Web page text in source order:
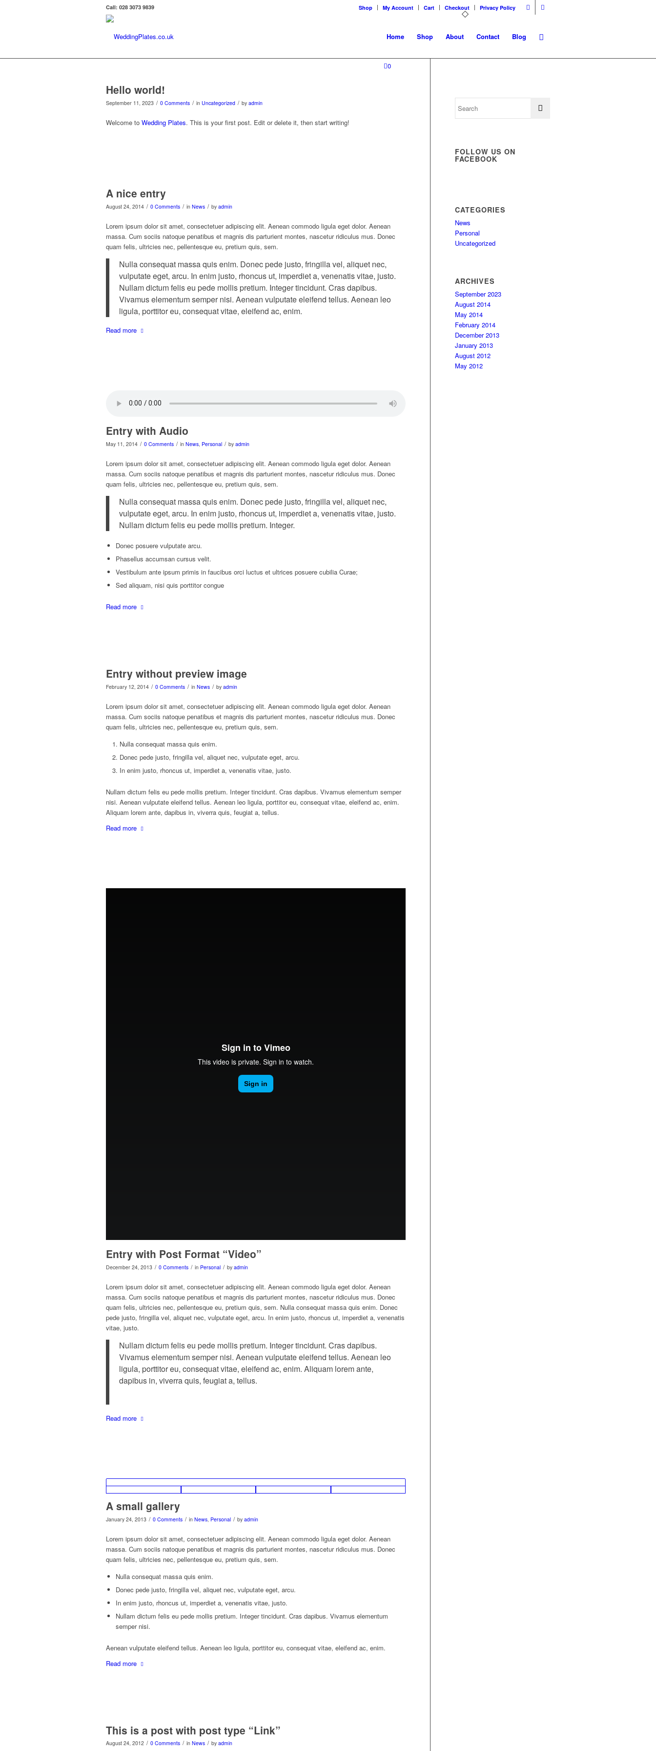
Shop My Account Cart Checkout Privacy Policy
Call: 028 3073 9839
Home Shop About Contact Blog
0
Hello world!
September 11, 2023 / 0 Comments / in Uncategorized / by admin
Welcome to Wedding Plates. This is your first post. Edit or delete it, then start writing!
A nice entry
August 24, 2014 / 0 Comments / in News / by admin
Lorem ipsum dolor sit amet, consectetuer adipiscing elit. Aenean commodo ligula eget dolor. Aenean
massa. Cum sociis natoque penatibus et magnis dis parturient montes, nascetur ridiculus mus. Donec
quam felis, ultricies nec, pellentesque eu, pretium quis, sem.
Nulla consequat massa quis enim. Donec pede justo, fringilla vel, aliquet nec,
vulputate eget, arcu. In enim justo, rhoncus ut, imperdiet a, venenatis vitae, justo.
Nullam dictum felis eu pede mollis pretium. Integer tincidunt. Cras dapibus.
Vivamus elementum semper nisi. Aenean vulputate eleifend tellus. Aenean leo
ligula, porttitor eu, consequat vitae, eleifend ac, enim.
Read more
Entry with Audio
May 11, 2014 / 0 Comments / in News Personal / by admin
Lorem ipsum dolor sit amet, consectetuer adipiscing elit. Aenean commodo ligula eget dolor. Aenean
massa. Cum sociis natoque penatibus et magnis dis parturient montes, nascetur ridiculus mus. Donec
quam felis, ultricies nec, pellentesque eu, pretium quis, sem.
Nulla consequat massa quis enim. Donec pede justo, fringilla vel, aliquet nec,
vulputate eget, arcu. In enim justo, rhoncus ut, imperdiet a, venenatis vitae, justo.
Nullam dictum felis eu pede mollis pretium. Integer.
Donec posuere vulputate arcu.
Phasellus accumsan cursus velit.
Vestibulum ante ipsum primis in faucibus orci luctus et ultrices posuere cubilia Curae;
Sed aliquam, nisi quis porttitor congue
Read more
Entry without preview image
February 12, 2014 / 0 Comments / in News / by admin
Lorem ipsum dolor sit amet, consectetuer adipiscing elit. Aenean commodo ligula eget dolor. Aenean
massa. Cum sociis natoque penatibus et magnis dis parturient montes, nascetur ridiculus mus. Donec
quam felis, ultricies nec, pellentesque eu, pretium quis, sem.
Nulla consequat massa quis enim.
Donec pede justo, fringilla vel, aliquet nec, vulputate eget, arcu.
In enim justo, rhoncus ut, imperdiet a, venenatis vitae, justo.
Nullam dictum felis eu pede mollis pretium. Integer tincidunt. Cras dapibus. Vivamus elementum semper
nisi. Aenean vulputate eleifend tellus. Aenean leo ligula, porttitor eu, consequat vitae, eleifend ac, enim.
Aliquam lorem ante, dapibus in, viverra quis, feugiat a, tellus.
Read more
Entry with Post Format “Video”
December 24, 2013 / 0 Comments / in Personal / by admin
Lorem ipsum dolor sit amet, consectetuer adipiscing elit. Aenean commodo ligula eget dolor. Aenean
massa. Cum sociis natoque penatibus et magnis dis parturient montes, nascetur ridiculus mus. Donec
quam felis, ultricies nec, pellentesque eu, pretium quis, sem. Nulla consequat massa quis enim. Donec
pede justo, fringilla vel, aliquet nec, vulputate eget, arcu. In enim justo, rhoncus ut, imperdiet a, venenatis
vitae, justo.
Nullam dictum felis eu pede mollis pretium. Integer tincidunt. Cras dapibus.
Vivamus elementum semper nisi. Aenean vulputate eleifend tellus. Aenean leo
ligula, porttitor eu, consequat vitae, eleifend ac, enim. Aliquam lorem ante,
dapibus in, viverra quis, feugiat a, tellus.
Read more
A small gallery
January 24, 2013 / 0 Comments / in News Personal / by admin
Lorem ipsum dolor sit amet, consectetuer adipiscing elit. Aenean commodo ligula eget dolor. Aenean
massa. Cum sociis natoque penatibus et magnis dis parturient montes, nascetur ridiculus mus. Donec
quam felis, ultricies nec, pellentesque eu, pretium quis, sem.
Nulla consequat massa quis enim.
Donec pede justo, fringilla vel, aliquet nec, vulputate eget, arcu.
In enim justo, rhoncus ut, imperdiet a, venenatis vitae, justo.
Nullam dictum felis eu pede mollis pretium. Integer tincidunt. Cras dapibus. Vivamus elementum
semper nisi.
Aenean vulputate eleifend tellus. Aenean leo ligula, porttitor eu, consequat vitae, eleifend ac, enim.
Read more
This is a post with post type “Link”
August 24, 2012 / 0 Comments / in News / by admin
FOLLOW US ON
FACEBOOK
CATEGORIES
News
Personal
Uncategorized
ARCHIVES
September 2023
August 2014
May 2014
February 2014
December 2013
January 2013
August 2012
May 2012